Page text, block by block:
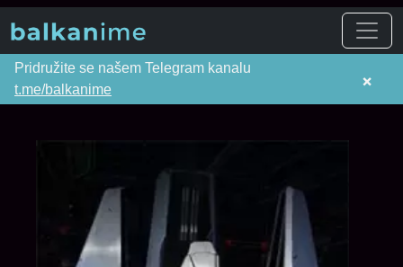
Pridružite se našem Telegram kanalu
t.me/balkanime
×